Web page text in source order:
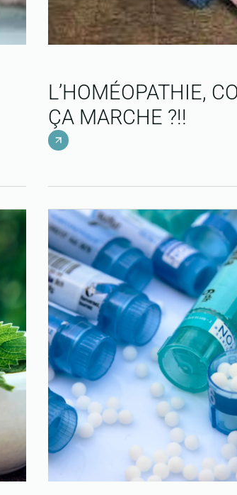
L’HOMÉOPATHIE,
ÇA MARCHE ?!!